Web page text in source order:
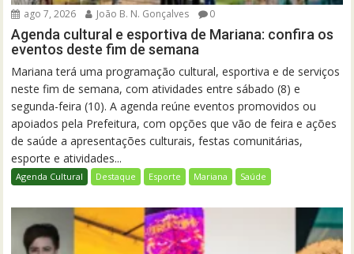
ago 7, 2026 João B. N. Gonçalves 0
Agenda cultural e esportiva de Mariana: confira os
eventos deste fim de semana
Mariana terá uma programação cultural, esportiva e de serviços
neste fim de semana, com atividades entre sábado (8) e
segunda-feira (10). A agenda reúne eventos promovidos ou
apoiados pela Prefeitura, com opções que vão de feira e ações
de saúde a apresentações culturais, festas comunitárias,
esporte e atividades...
Agenda Cultural Destaque Esporte Mariana Saúde